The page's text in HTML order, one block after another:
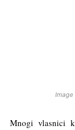
Image
Mnogi vlasnici